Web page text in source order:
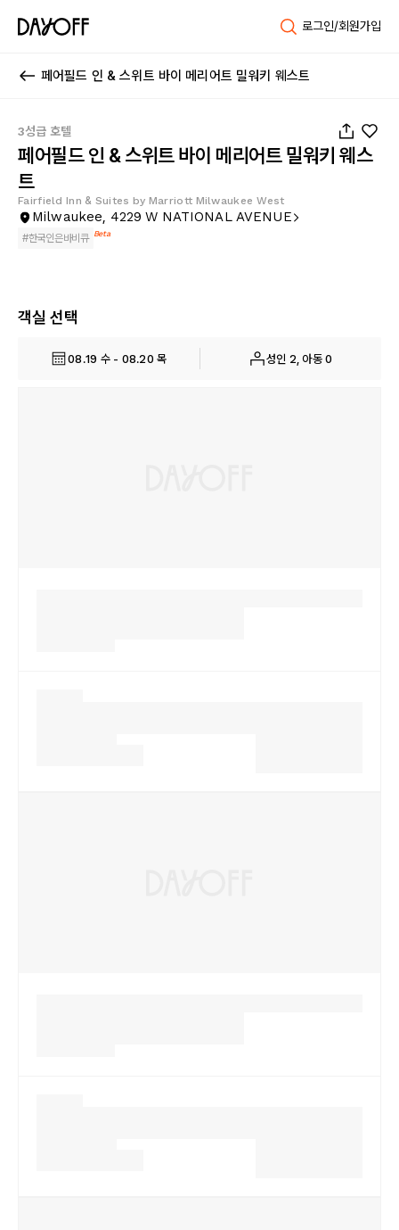
로그인/회원가입
페어필드 인 & 스위트 바이 메리어트 밀워키 웨스트
3성급 호텔
페어필드 인 & 스위트 바이 메리어트 밀워키 웨스
트
Fairfield Inn & Suites by Marriott Milwaukee West
Milwaukee, 4229 W NATIONAL AVENUE
#한국인은바비큐 Beta
객실 선택
08.19 수 - 08.20 목 성인 2, 아동 0